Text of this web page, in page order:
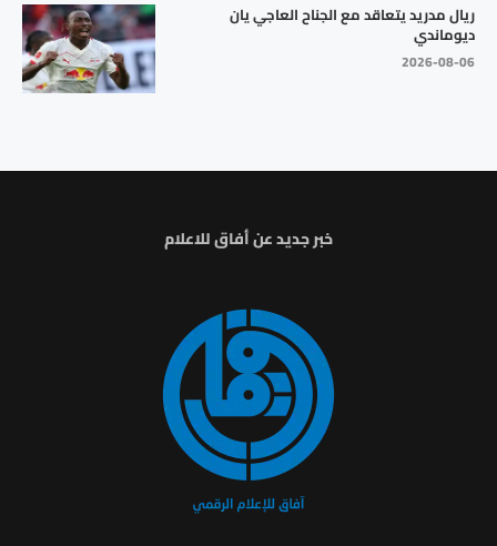
ريال مدريد يتعاقد مع الجناح العاجي يان
ديوماندي
2026-08-06
خبر جديد عن أفاق للاعلام